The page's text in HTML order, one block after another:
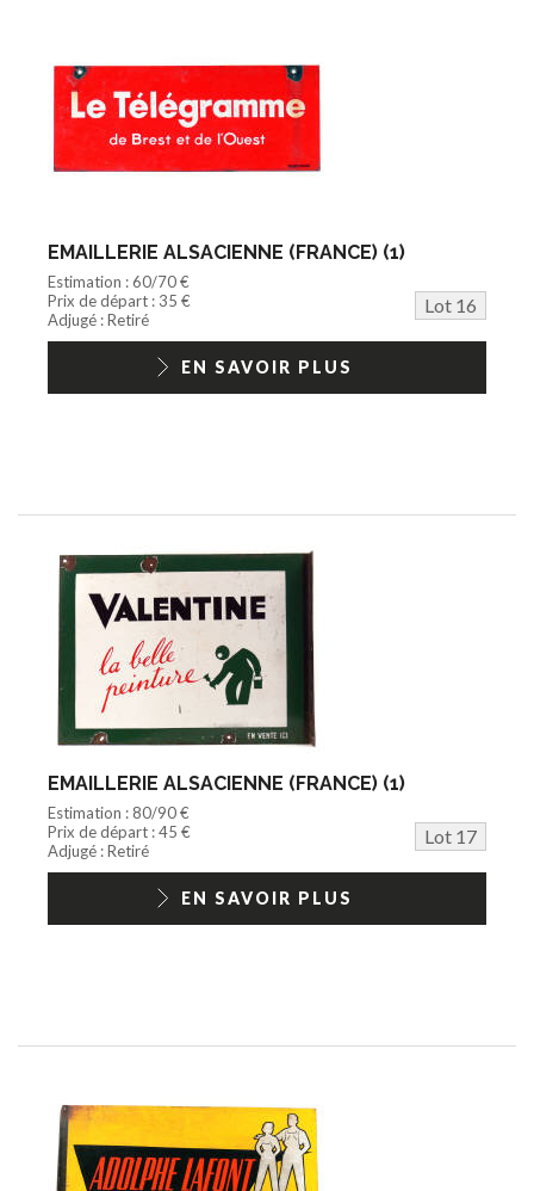
EMAILLERIE ALSACIENNE (FRANCE) (1)
Estimation : 60/70 €
Prix de départ : 35 €
Lot 16
Adjugé : Retiré
EN SAVOIR PLUS
EMAILLERIE ALSACIENNE (FRANCE) (1)
Estimation : 80/90 €
Prix de départ : 45 €
Lot 17
Adjugé : Retiré
EN SAVOIR PLUS